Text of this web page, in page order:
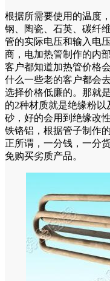
根据所需要使用的温度
钢、陶瓷、石英、碳纤
管的实际电压和输入电
商，电加热管制作的内部
客户都知道加热管价格
什么一些老的客户都会
选择价格低廉的。那就
的2种材质就是绝缘粉
砂，好的会用到绝缘改
铁铬铝，根据管子制作
正所谓，一分钱，一分
免购买劣质产品。